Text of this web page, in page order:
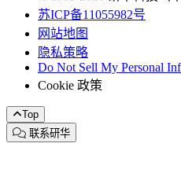
苏ICP备11055982号
网站地图
隐私策略
Do Not Sell My Personal
Cookie 政策
Top
联系研华